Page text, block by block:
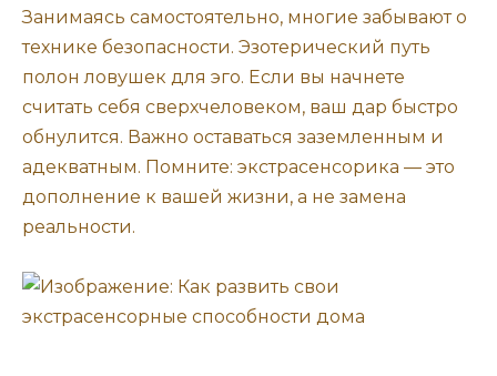
Занимаясь самостоятельно, многие забывают о
технике безопасности. Эзотерический путь
полон ловушек для эго. Если вы начнете
считать себя сверхчеловеком, ваш дар быстро
обнулится. Важно оставаться заземленным и
адекватным. Помните: экстрасенсорика — это
дополнение к вашей жизни, а не замена
реальности.